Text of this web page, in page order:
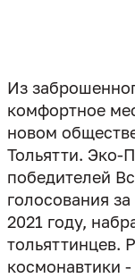
Из
комфортное
новом
Тольятти. Эко-
победителей
голосования
2021 году,
тольяттинцев.
космонавтики -